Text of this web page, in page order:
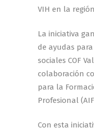
VIH en la
La iniciativa
de ayudas
sociales COF
colaboración
para la
Profesional
Con esta